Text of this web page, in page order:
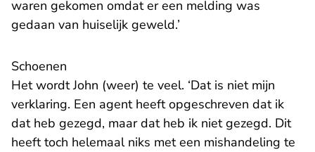
waren gekomen omdat er een melding was
gedaan van huiselijk geweld.’
Schoenen
Het wordt John (weer) te veel. ‘Dat is niet mijn
verklaring. Een agent heeft opgeschreven dat ik
dat heb gezegd, maar dat heb ik niet gezegd. Dit
heeft toch helemaal niks met een mishandeling te